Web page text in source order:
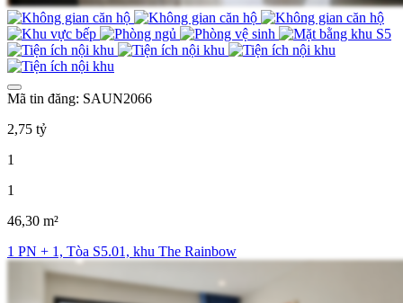
Mã tin đăng: SAUN2066
2,75 tỷ
1
1
46,30 m²
1 PN + 1, Tòa S5.01, khu The Rainbow